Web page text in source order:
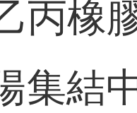
橡
集結